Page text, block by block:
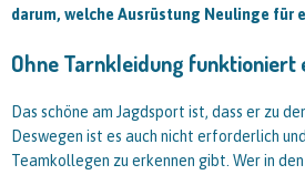
darum, welche Ausrüstung Neulinge für
Ohne Tarnkleidung funktioniert
Das schöne am Jagdsport ist, dass er zu
Deswegen ist es auch nicht erforderlich
Teamkollegen zu erkennen gibt. Wer in